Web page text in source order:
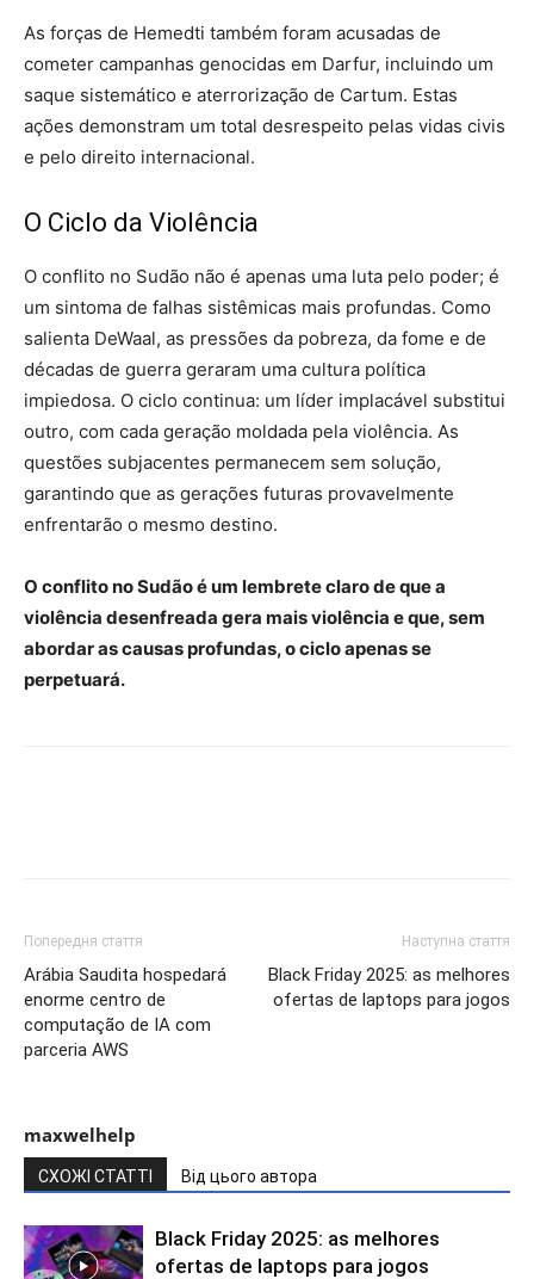
As forças de Hemedti também foram acusadas de
cometer campanhas genocidas em Darfur, incluindo um
saque sistemático e aterrorização de Cartum. Estas
ações demonstram um total desrespeito pelas vidas civis
e pelo direito internacional.
O Ciclo da Violência
O conflito no Sudão não é apenas uma luta pelo poder; é
um sintoma de falhas sistêmicas mais profundas. Como
salienta DeWaal, as pressões da pobreza, da fome e de
décadas de guerra geraram uma cultura política
impiedosa. O ciclo continua: um líder implacável substitui
outro, com cada geração moldada pela violência. As
questões subjacentes permanecem sem solução,
garantindo que as gerações futuras provavelmente
enfrentarão o mesmo destino.
O conflito no Sudão é um lembrete claro de que a
violência desenfreada gera mais violência e que, sem
abordar as causas profundas, o ciclo apenas se
perpetuará.
Попередня стаття
Arábia Saudita hospedará
enorme centro de
computação de IA com
parceria AWS
Наступна стаття
Black Friday 2025: as melhores
ofertas de laptops para jogos
maxwelhelp
СХОЖІ СТАТТІ Від цього автора
Black Friday 2025: as melhores
ofertas de laptops para jogos